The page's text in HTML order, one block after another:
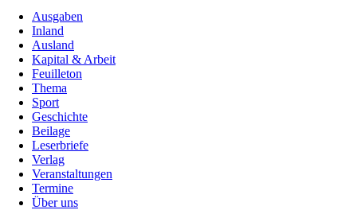
Ausgaben
Inland
Ausland
Kapital & Arbeit
Feuilleton
Thema
Sport
Geschichte
Beilage
Leserbriefe
Verlag
Veranstaltungen
Termine
Über uns